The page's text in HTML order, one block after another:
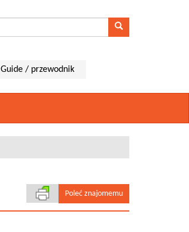
Guide / przewodnik
Poleć znajomemu